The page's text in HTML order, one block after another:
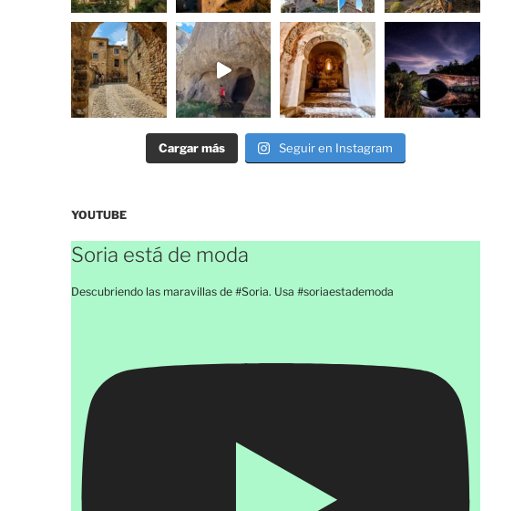
Cargar más Seguir en Instagram
YOUTUBE
Soria está de moda
Descubriendo las maravillas de #Soria. Usa #soriaestademoda